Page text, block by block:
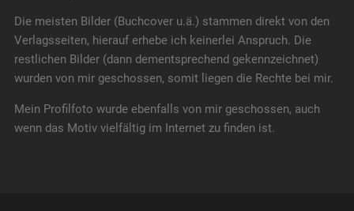
Die meisten Bilder (Buchcover u.ä.) stammen direkt von den
Verlagsseiten, hierauf erhebe ich keinerlei Anspruch. Die
restlichen Bilder (dann dementsprechend gekennzeichnet)
wurden von mir geschossen, somit liegen die Rechte bei mir.
Mein Profilfoto wurde ebenfalls von mir geschossen, auch
wenn das Motiv vielfältig im Internet zu finden ist.